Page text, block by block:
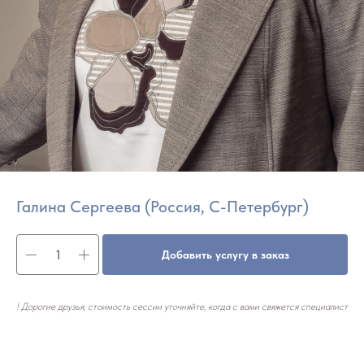
Галина Сергеева (Россия, С-Петербург)
Добавить услугу в заказ
! Дорогие друзья, стоимость сессии уточняйте, когда с вами свяжется специалист